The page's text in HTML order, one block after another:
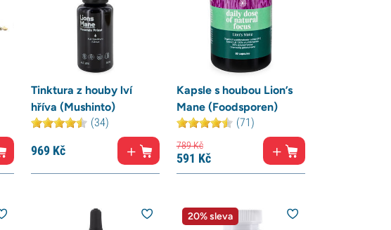
Tinktura z houby lví
hříva (Mushinto)
(34)
969Kč
Kapsle s houbou Lion’s
Mane (Foodsporen)
(71)
789Kč
591 Kč
20% sleva